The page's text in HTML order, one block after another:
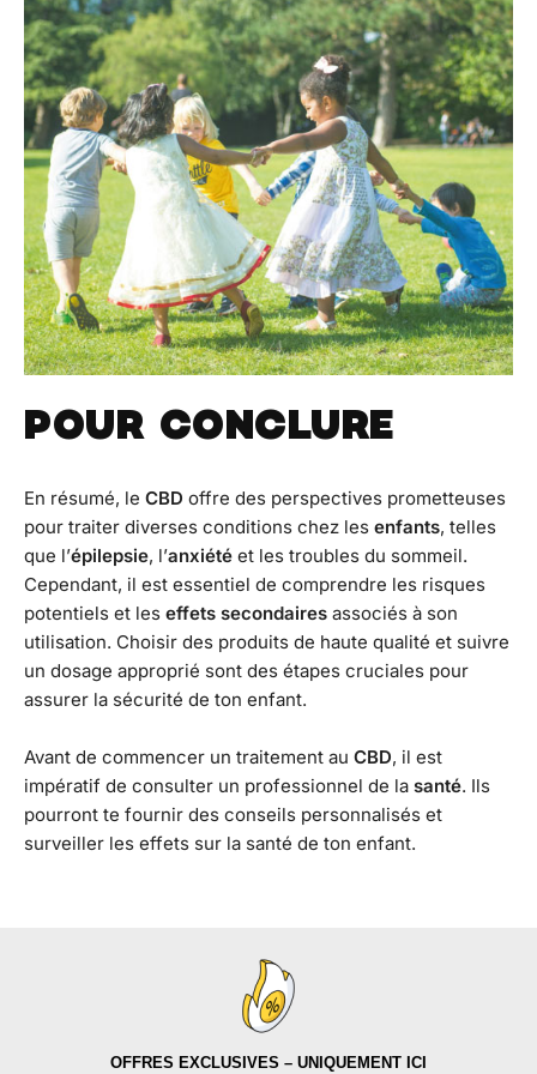
POUR CONCLURE
En résumé, le CBD offre des perspectives prometteuses
pour traiter diverses conditions chez les enfants, telles
que l’épilepsie, l’anxiété et les troubles du sommeil.
Cependant, il est essentiel de comprendre les risques
potentiels et les effets secondaires associés à son
utilisation. Choisir des produits de haute qualité et suivre
un dosage approprié sont des étapes cruciales pour
assurer la sécurité de ton enfant.
Avant de commencer un traitement au CBD, il est
impératif de consulter un professionnel de la santé. Ils
pourront te fournir des conseils personnalisés et
surveiller les effets sur la santé de ton enfant.
OFFRES EXCLUSIVES – UNIQUEMENT ICI